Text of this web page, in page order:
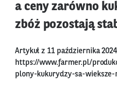
a ceny zarówno
zbóż pozostają
Artykuł z 11 października
https://www.farmer.pl/
plony-kukurydzy-sa-